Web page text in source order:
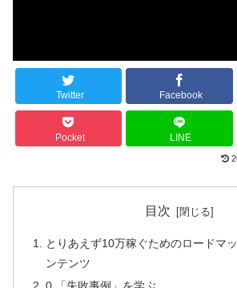
Twitter Facebook
Pocket LINE
目次
とりあえず10万稼ぐためのロードマ
ンテンツ
0.「失敗事例」を学ぶ